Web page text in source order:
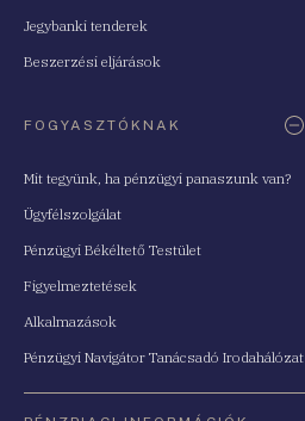
Jegybanki tenderek
Beszerzési eljárások
FOGYASZTÓKNAK
Mit tegyünk, ha pénzügyi panaszunk van?
Ügyfélszolgálat
Pénzügyi Békéltető Testület
Figyelmeztetések
Alkalmazások
Pénzügyi Navigátor Tanácsadó Irodahálózat